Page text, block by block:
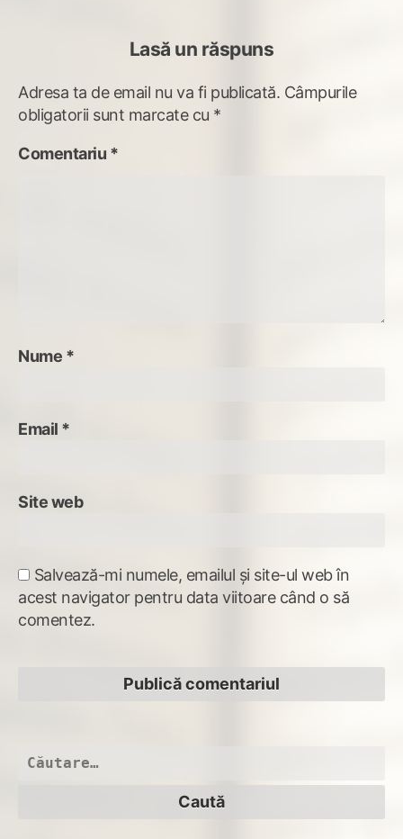
Lasă un răspuns
Adresa ta de email nu va fi publicată. Câmpurile
obligatorii sunt marcate cu *
Comentariu *
Nume *
Email *
Site web
Salvează-mi numele, emailul și site-ul web în
acest navigator pentru data viitoare când o să
comentez.
Caută